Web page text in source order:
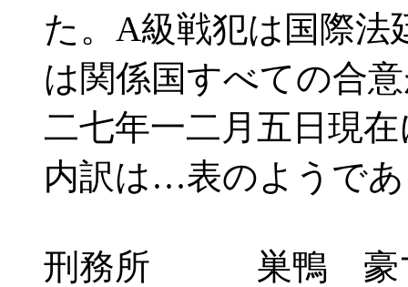
た。A級戦犯は国際
は関係国すべての合
二七年一二月五日現
内訳は…表のようで
刑務所 巣鴨 豪マ